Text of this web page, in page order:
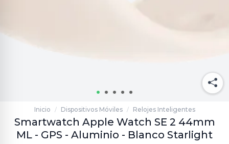
Inicio / Dispositivos Móviles / Relojes Inteligentes
Smartwatch Apple Watch SE 2 44mm
ML - GPS - Aluminio - Blanco Starlight